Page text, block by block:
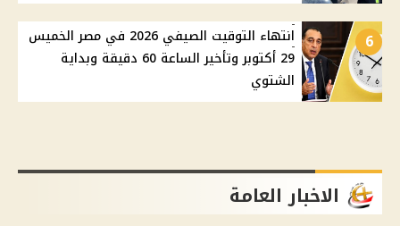
6
انتهاء التوقيت الصيفي 2026 في مصر الخميس
29 أكتوبر وتأخير الساعة 60 دقيقة وبداية
الشتوي
الاخبار العامة